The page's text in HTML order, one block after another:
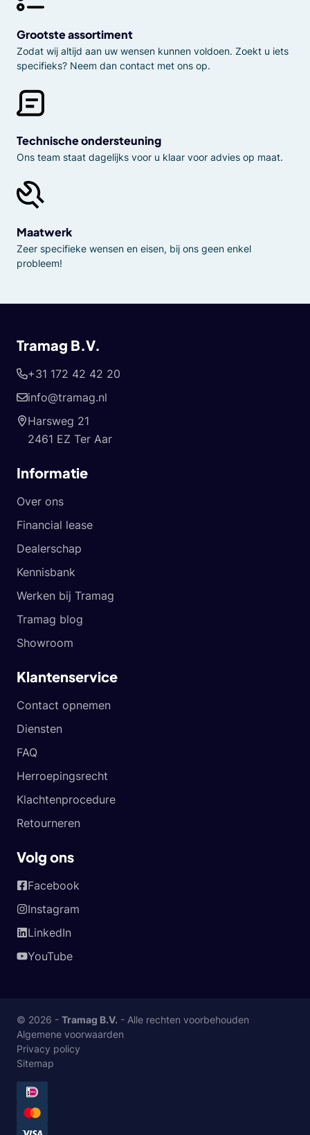
Grootste assortiment
Zodat wij altijd aan uw wensen kunnen voldoen. Zoekt u iets
specifieks? Neem dan contact met ons op.
Technische ondersteuning
Ons team staat dagelijks voor u klaar voor advies op maat.
Maatwerk
Zeer specifieke wensen en eisen, bij ons geen enkel
probleem!
Tramag B.V.
+31 172 42 42 20
info@tramag.nl
Harsweg 21
2461 EZ Ter Aar
Informatie
Over ons
Financial lease
Dealerschap
Kennisbank
Werken bij Tramag
Tramag blog
Showroom
Klantenservice
Contact opnemen
Diensten
FAQ
Herroepingsrecht
Klachtenprocedure
Retourneren
Volg ons
Facebook
Instagram
LinkedIn
YouTube
© 2026 - Tramag B.V. - Alle rechten voorbehouden
Algemene voorwaarden
Privacy policy
Sitemap